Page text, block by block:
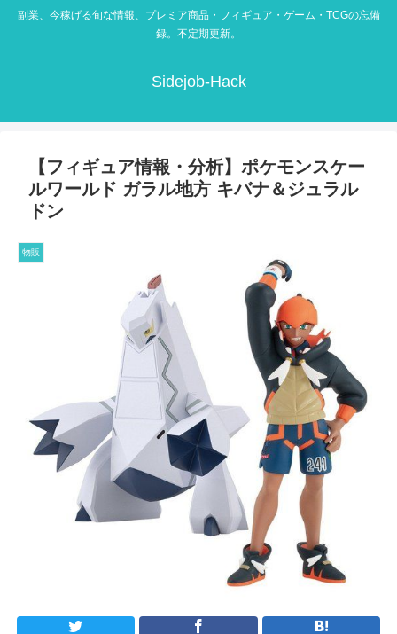
副業、今稼げる旬な情報、プレミア商品・フィギュア・ゲーム・TCGの忘備
録。不定期更新。
Sidejob-Hack
【フィギュア情報・分析】ポケモンスケー
ルワールド ガラル地方 キバナ＆ジュラル
ドン
物販